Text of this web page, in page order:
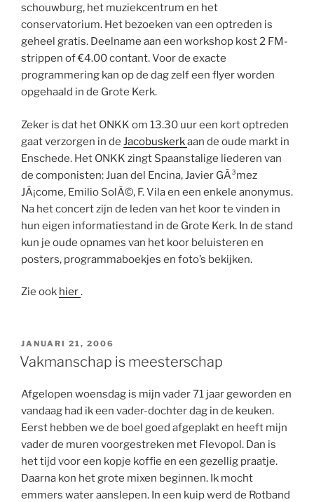
schouwburg, het muziekcentrum en het
conservatorium. Het bezoeken van een optreden is
geheel gratis. Deelname aan een workshop kost 2 FM-
strippen of €4.00 contant. Voor de exacte
programmering kan op de dag zelf een flyer worden
opgehaald in de Grote Kerk.
Zeker is dat het ONKK om 13.30 uur een kort optreden
gaat verzorgen in de Jacobuskerkaan de oude markt in
Enschede. Het ONKK zingt Spaanstalige liederen van
de componisten: Juan del Encina, Javier GÃ³mez
JÃ¡come, Emilio SolÃ©, F. Vila en een enkele anonymus.
Na het concert zijn de leden van het koor te vinden in
hun eigen informatiestand in de Grote Kerk. In de stand
kun je oude opnames van het koor beluisteren en
posters, programmaboekjes en foto’s bekijken.
Zie ook hier.
GEPLAATST
OP
JANUARI 21, 2006
Vakmanschap is meesterschap
Afgelopen woensdag is mijn vader 71 jaar geworden en
vandaag had ik een vader-dochter dag in de keuken.
Eerst hebben we de boel goed afgeplakt en heeft mijn
vader de muren voorgestreken met Flevopol. Dan is
het tijd voor een kopje koffie en een gezellig praatje.
Daarna kon het grote mixen beginnen. Ik mocht
emmers water aanslepen. In een kuip werd de Rotband